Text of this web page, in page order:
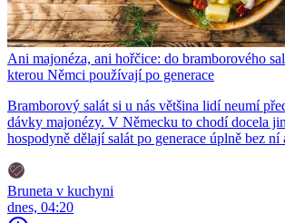
Ani majonéza, ani hořčice: do bramborového
kterou Němci používají po generace
Bramborový salát si u nás většina lidí neumí
dávky majonézy. V Německu to chodí docela
hospodyně dělají salát po generace úplně bez ní
Bruneta v kuchyni
dnes, 04:20